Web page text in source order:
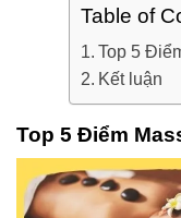
Table of
Top 5
Kết luận
Top 5 Điểm